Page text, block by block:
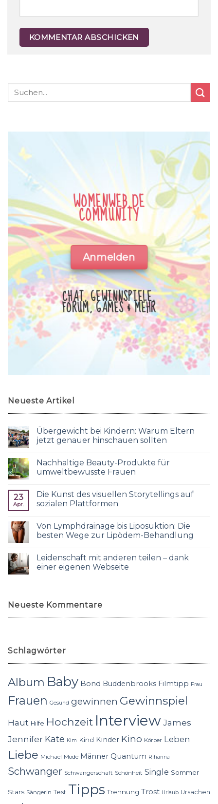
WOMENWEB.DE
COMMUNITY
Anmelden
CHAT, GEWINNSPIELE,
FORUM, GAMES & MEHR
Neueste Artikel
Übergewicht bei Kindern: Warum Eltern
jetzt genauer hinschauen sollten
Nachhaltige Beauty-Produkte für
umweltbewusste Frauen
23
Apr.
Die Kunst des visuellen Storytellings auf
sozialen Plattformen
Von Lymphdrainage bis Liposuktion: Die
besten Wege zur Lipödem-Behandlung
Leidenschaft mit anderen teilen – dank
einer eigenen Webseite
Neueste Kommentare
Schlagwörter
Album Baby Bond Buddenbrooks Filmtipp Frau
Frauen Gesund gewinnen Gewinnspiel
Haut Hilfe Hochzeit InterviewJames
Jennifer Kate Kim Kind Kinder Kino Körper Leben
Liebe Michael Mode Männer Quantum Rihanna
Schwanger Schwangerschaft Schönheit Single Sommer
Stars Sängerin Test Tipps Trennung Trost Urlaub Ursachen